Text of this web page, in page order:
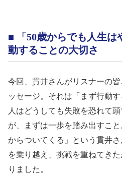
■ 「 50歳からでも人生は
動することの大切さ
今回、貫井さんがリスナーの
ッセージ。それは「まず行動す
人はどうしても失敗を恐れて
が、まずは一歩を踏み出すこ
からついてくる」という貫井
を乗り越え、挑戦を重ねてき
りました。